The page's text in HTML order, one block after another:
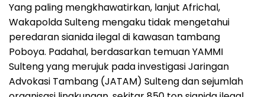
Yang paling mengkhawatirkan, lanjut Africhal,
Wakapolda Sulteng mengaku tidak mengetahui
peredaran sianida ilegal di kawasan tambang
Poboya. Padahal, berdasarkan temuan YAMMI
Sulteng yang merujuk pada investigasi Jaringan
Advokasi Tambang (JATAM) Sulteng dan sejumlah